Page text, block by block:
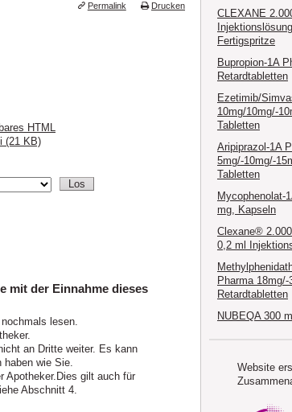
HTML
(21 KB)
mit der Einnahme dieses
lesen.
an Dritte weiter. Es kann
haben wie Sie.
Apotheker.Dies gilt auch für
Abschnitt 4.
Permalink Drucken
CLEXANE
Fertigspritze
Bupropion-1A
Retardtabletten
Ezetimib/
10mg/10mg/-
Tabletten
Aripiprazol-1A
5mg/-10mg/-
Tabletten
Mycophenolat-
mg, Kapseln
Clexane®
0,2 ml
Pharma
Retardtabletten
NUBEQA 300
Website